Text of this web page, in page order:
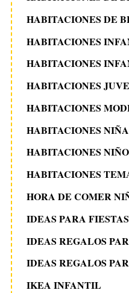
HABITACIONES DE
HABITACIONES
HABITACIONES
HABITACIONES
HABITACIONES
HABITACIONES NIÑA
HABITACIONES NIÑO
HABITACIONES
HORA DE COMER
IDEAS PARA
IDEAS REGALOS
IDEAS REGALOS
IKEA INFANTIL